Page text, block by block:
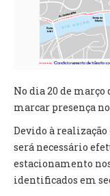
AUTARQUIA
CONSTITUIÇÃO
PRESIDENTE
ASSEMBLEIA DE
No dia 20 de março
marcar presença
Devido à
será necessário
estacionamento
identificados em